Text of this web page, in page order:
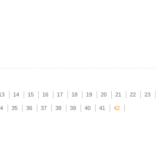
14 15 16 17 18 19 20 21 22 23
35 36 37 38 39 40 41 42